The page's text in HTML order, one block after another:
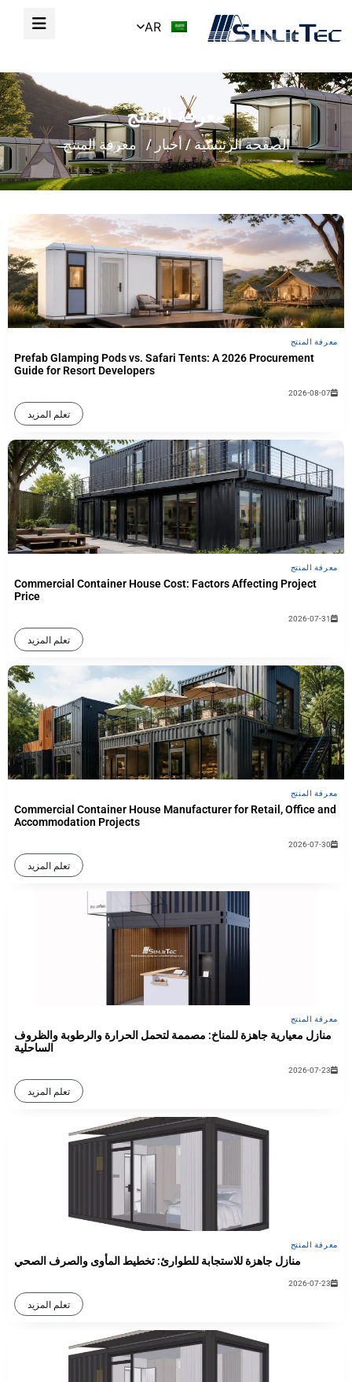
AR
معرفة المنتج
الصفحة الرئيسية/أخبار / معرفة المنتج
معرفة المنتج
Prefab Glamping Pods vs. Safari Tents: A 2026 Procurement
Guide for Resort Developers
2026-08-07
تعلم المزيد
معرفة المنتج
Commercial Container House Cost: Factors Affecting Project
Price
2026-07-31
تعلم المزيد
معرفة المنتج
Commercial Container House Manufacturer for Retail, Office and
Accommodation Projects
2026-07-30
تعلم المزيد
معرفة المنتج
منازل معيارية جاهزة للمناخ: مصممة لتحمل الحرارة والرطوبة والظروف
الساحلية
2026-07-23
تعلم المزيد
معرفة المنتج
منازل جاهزة للاستجابة للطوارئ: تخطيط المأوى والصرف الصحي
2026-07-23
تعلم المزيد